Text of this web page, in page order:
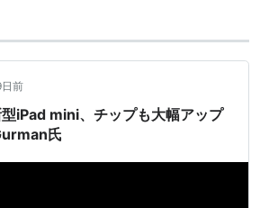
日前
iPad mini、チップも大幅アップ
氏